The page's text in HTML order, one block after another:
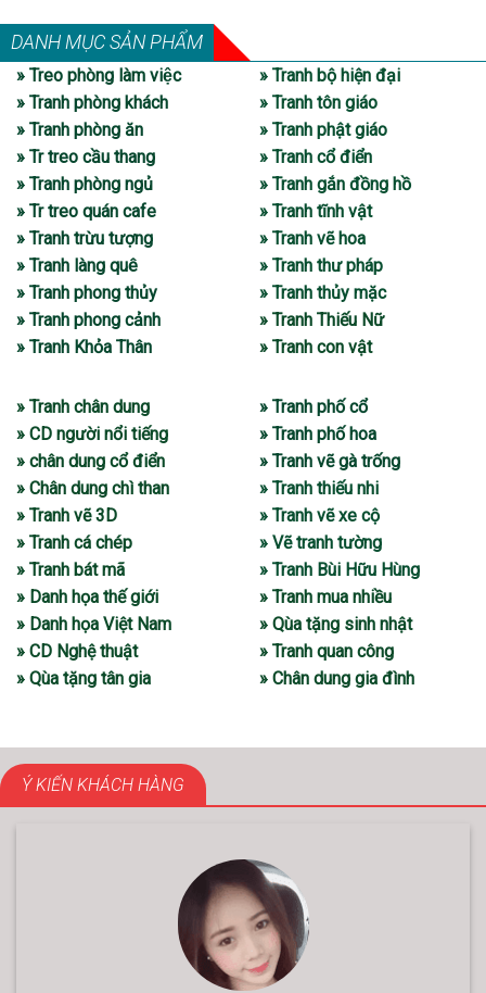
DANH MỤC SẢN PHẨM
» Treo phòng làm việc
» Tranh phòng khách
» Tranh phòng ăn
» Tr treo cầu thang
» Tranh phòng ngủ
» Tr treo quán cafe
» Tranh trừu tượng
» Tranh làng quê
» Tranh phong thủy
» Tranh phong cảnh
» Tranh Khỏa Thân
» Tranh bộ hiện đại
» Tranh tôn giáo
» Tranh phật giáo
» Tranh cổ điển
» Tranh gắn đồng hồ
» Tranh tĩnh vật
» Tranh vẽ hoa
» Tranh thư pháp
» Tranh thủy mặc
» Tranh Thiếu Nữ
» Tranh con vật
» Tranh chân dung
» CD người nổi tiếng
» chân dung cổ điển
» Chân dung chì than
» Tranh vẽ 3D
» Tranh cá chép
» Tranh bát mã
» Danh họa thế giới
» Danh họa Việt Nam
» CD Nghệ thuật
» Qùa tặng tân gia
» Tranh phố cổ
» Tranh phố hoa
» Tranh vẽ gà trống
» Tranh thiếu nhi
» Tranh vẽ xe cộ
» Vẽ tranh tường
» Tranh Bùi Hữu Hùng
» Tranh mua nhiều
» Qùa tặng sinh nhật
» Tranh quan công
» Chân dung gia đình
Ý KIẾN KHÁCH HÀNG